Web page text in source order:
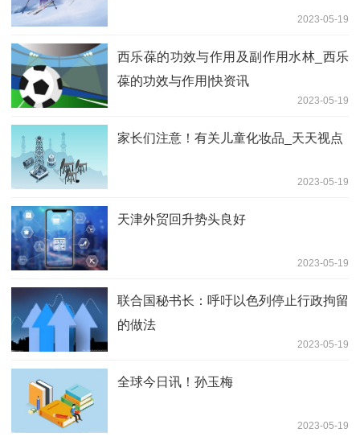
2023-05-19
西乐葆的功效与作用及副作用水林_西乐
葆的功效与作用|快资讯
2023-05-19
家长们注意！有关儿童化妆品_天天视点
2023-05-19
天津外贸回升势头良好
2023-05-19
联合国秘书长：呼吁以色列停止行政拘留
的做法
2023-05-19
全球今日讯！孙玉梅
2023-05-19